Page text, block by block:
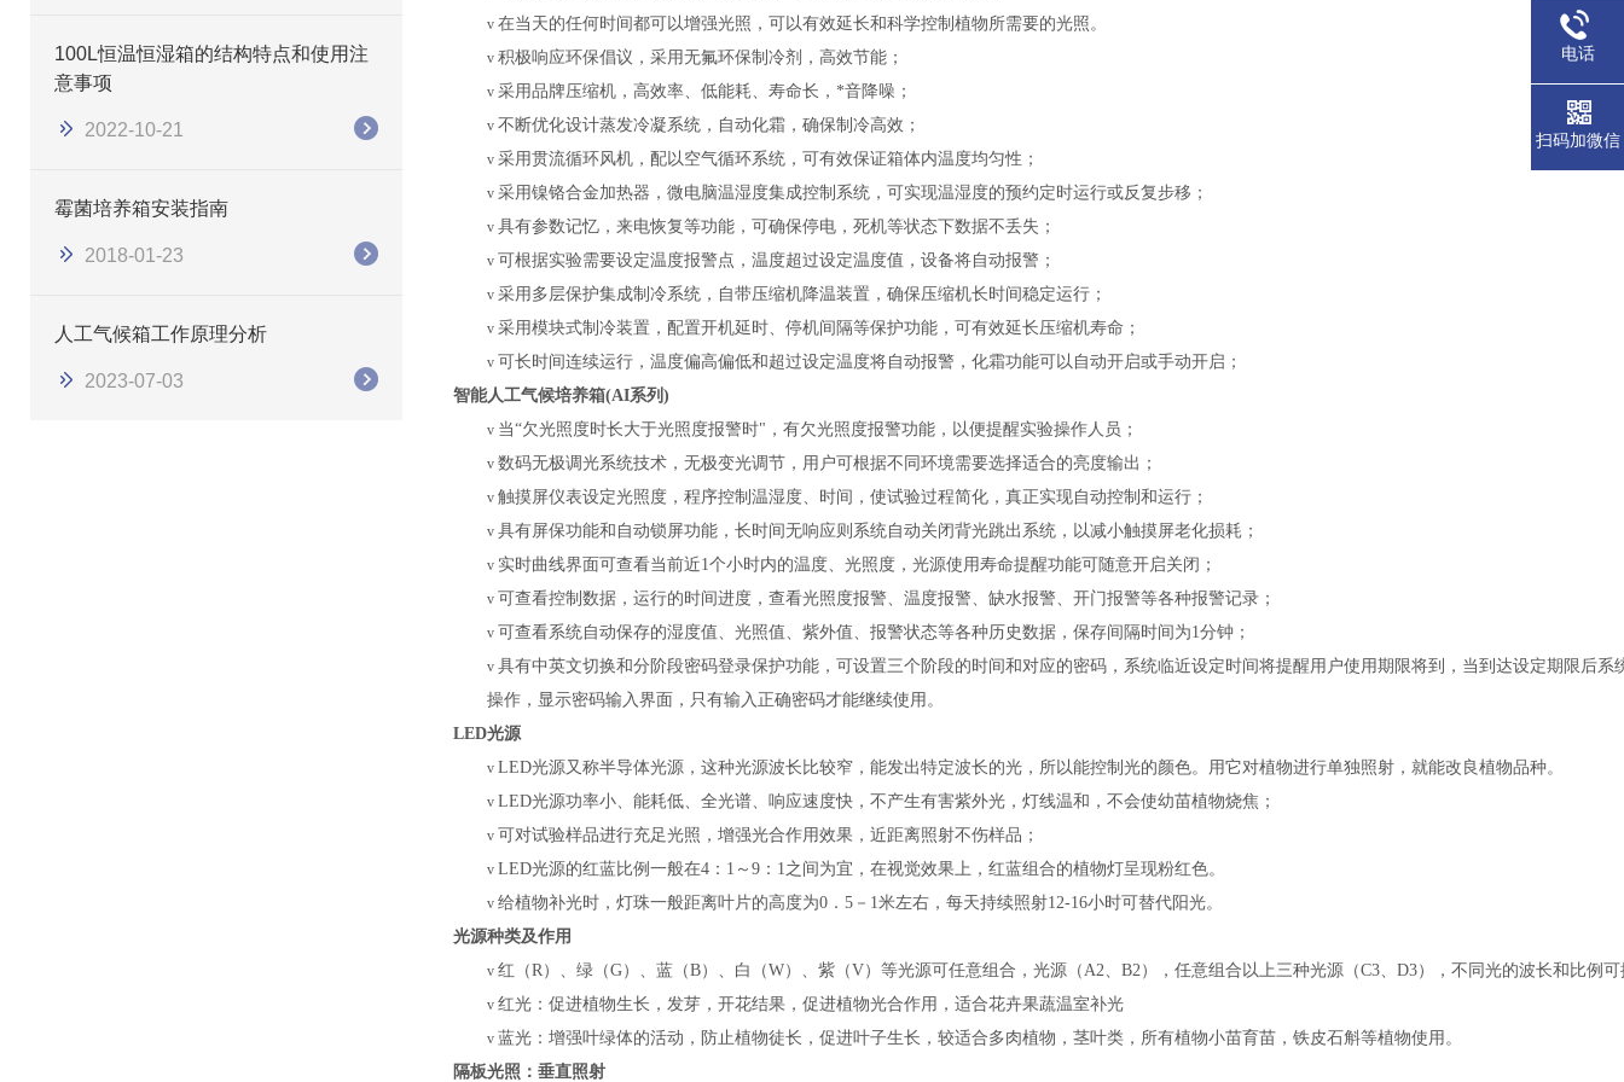
100L恒温恒湿箱的结构特点和使用注
意事项
2022-10-21
霉菌培养箱安装指南
2018-01-23
人工气候箱工作原理分析
2023-07-03
v 在当天的任何时间都可以增强光照，可以有效延长和科学控制植物所需要的光照。
v 积极响应环保倡议，采用无氟环保制冷剂，高效节能；
v 采用品牌压缩机，高效率、低能耗、寿命长，*音降噪；
v 不断优化设计蒸发冷凝系统，自动化霜，确保制冷高效；
v 采用贯流循环风机，配以空气循环系统，可有效保证箱体内温度均匀性；
v 采用镍铬合金加热器，微电脑温湿度集成控制系统，可实现温湿度的预约定时运行或反复步移；
v 具有参数记忆，来电恢复等功能，可确保停电，死机等状态下数据不丢失；
v 可根据实验需要设定温度报警点，温度超过设定温度值，设备将自动报警；
v 采用多层保护集成制冷系统，自带压缩机降温装置，确保压缩机长时间稳定运行；
v 采用模块式制冷装置，配置开机延时、停机间隔等保护功能，可有效延长压缩机寿命；
v 可长时间连续运行，温度偏高偏低和超过设定温度将自动报警，化霜功能可以自动开启或手动开启；
智能人工气候培养箱(AI系列)
v 当“欠光照度时长大于光照度报警时"，有欠光照度报警功能，以便提醒实验操作人员；
v 数码无极调光系统技术，无极变光调节，用户可根据不同环境需要选择适合的亮度输出；
v 触摸屏仪表设定光照度，程序控制温湿度、时间，使试验过程简化，真正实现自动控制和运行；
v 具有屏保功能和自动锁屏功能，长时间无响应则系统自动关闭背光跳出系统，以减小触摸屏老化损耗；
v 实时曲线界面可查看当前近1个小时内的温度、光照度，光源使用寿命提醒功能可随意开启关闭；
v 可查看控制数据，运行的时间进度，查看光照度报警、温度报警、缺水报警、开门报警等各种报警记录；
v 可查看系统自动保存的湿度值、光照值、紫外值、报警状态等各种历史数据，保存间隔时间为1分钟；
v 具有中英文切换和分阶段密码登录保护功能，可设置三个阶段的时间和对应的密码，系统临近设定时间将提醒用户使用期限将到，当到达设定期限后系
操作，显示密码输入界面，只有输入正确密码才能继续使用。
LED光源
v LED光源又称半导体光源，这种光源波长比较窄，能发出特定波长的光，所以能控制光的颜色。用它对植物进行单独照射，就能改良植物品种。
v LED光源功率小、能耗低、全光谱、响应速度快，不产生有害紫外光，灯线温和，不会使幼苗植物烧焦；
v 可对试验样品进行充足光照，增强光合作用效果，近距离照射不伤样品；
v LED光源的红蓝比例一般在4 ： 1 ～ 9 ： 1之间为宜，在视觉效果上，红蓝组合的植物灯呈现粉红色。
v 给植物补光时，灯珠一般距离叶片的高度为0 ． 5 － 1米左右，每天持续照射12-16小时可替代阳光。
光源种类及作用
v 红（R）、绿（G）、蓝（B）、白（W）、紫（V）等光源可任意组合，光源（A2、 B2），任意组合以上三种光源（C3、 D3），不同光的波长和比例
v 红光：促进植物生长，发芽，开花结果，促进植物光合作用，适合花卉果蔬温室补光
v 蓝光：增强叶绿体的活动，防止植物徒长，促进叶子生长，较适合多肉植物，茎叶类，所有植物小苗育苗，铁皮石斛等植物使用。
隔板光照：垂直照射
电话
扫码加微信